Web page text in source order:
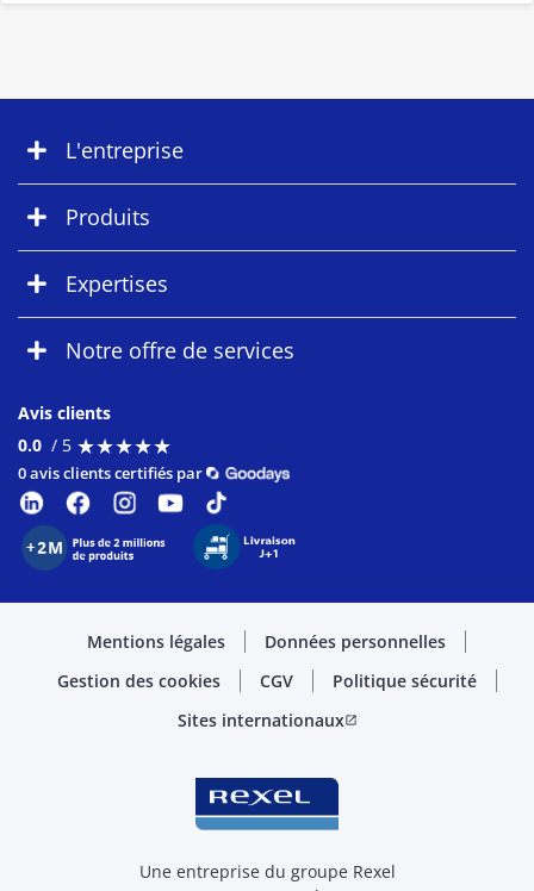
L'entreprise
Produits
Expertises
Notre offre de services
Avis clients
0.0 / 5 ★★★★★
★★★★★
0 avis clients certifiés par
Mentions légales
Données personnelles
Gestion des cookies
CGV
Politique sécurité
Sites internationauxopen_in_new
Une entreprise du groupe Rexel